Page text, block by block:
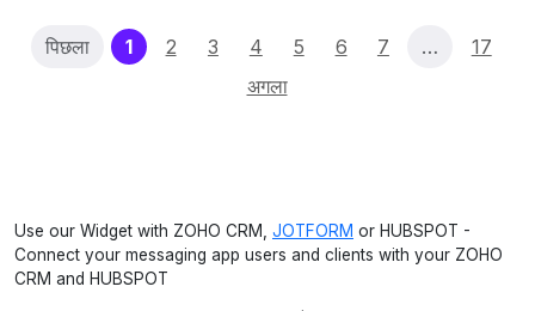
पिछला 1(current)
2 3 4 5 6 7 …
17
अगला
Use our Widget with ZOHO CRM, JOTFORM or HUBSPOT -
Connect your messaging app users and clients with your ZOHO
CRM and HUBSPOT